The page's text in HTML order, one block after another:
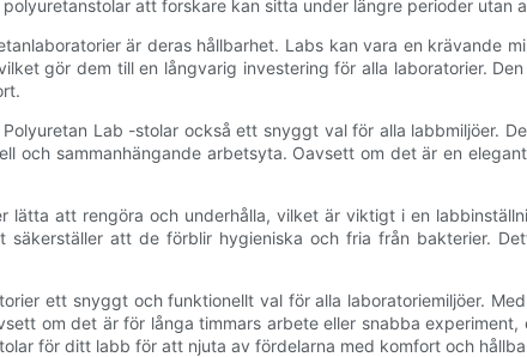
att forskare kan sitta under längre perioder utan
är deras hållbarhet. Labs kan vara en krävande
gör dem till en långvarig investering för alla laboratorier.
Lab -stolar också ett snyggt val för alla labbmiljöer.
och sammanhängande arbetsyta. Oavsett om det är en
lätta att rengöra och underhålla, vilket är viktigt i en
säkerställer att de förblir hygieniska och fria från bakterier.
ett snyggt och funktionellt val för alla laboratoriemiljöer.
om det är för långa timmars arbete eller snabba
för ditt labb för att njuta av fördelarna med komfort och